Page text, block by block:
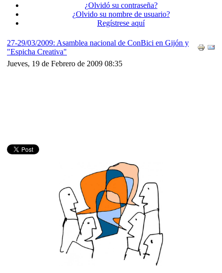
¿Olvidó su contraseña?
¿Olvido su nombre de usuario?
Regístrese aquí
27-29/03/2009: Asamblea nacional de ConBici en Gijón y
"Espicha Creativa"
Jueves, 19 de Febrero de 2009 08:35